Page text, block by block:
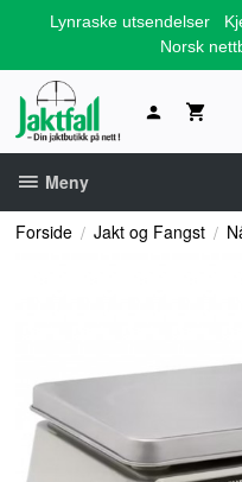
Lynraske utsendelser
Norsk
Meny
Forside Jakt og Fangst